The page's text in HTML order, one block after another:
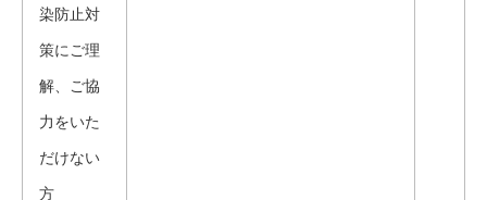
染防止対
策にご理
解、ご協
力をいた
だけない
方